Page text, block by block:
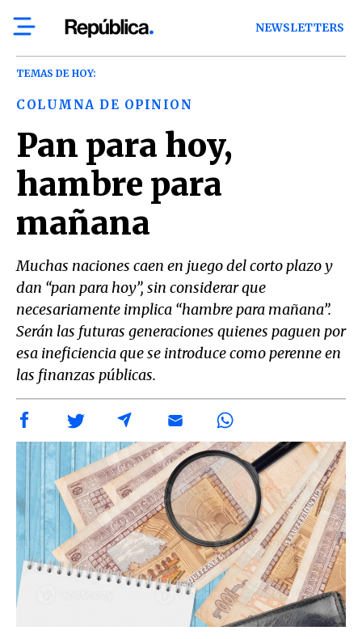
NEWSLETTERS
TEMAS DE HOY:
COLUMNA DE OPINION
Pan para hoy,
hambre para
mañana
Muchas naciones caen en juego del corto plazo y
dan “pan para hoy”, sin considerar que
necesariamente implica “hambre para mañana”.
Serán las futuras generaciones quienes paguen por
esa ineficiencia que se introduce como perenne en
las finanzas públicas.